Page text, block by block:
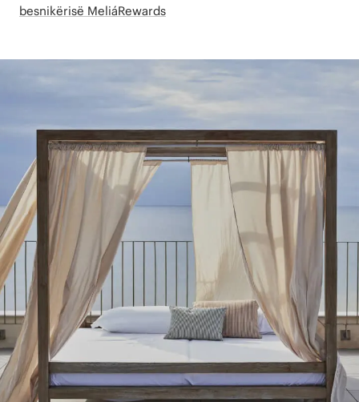
besnikërisë MeliáRewards